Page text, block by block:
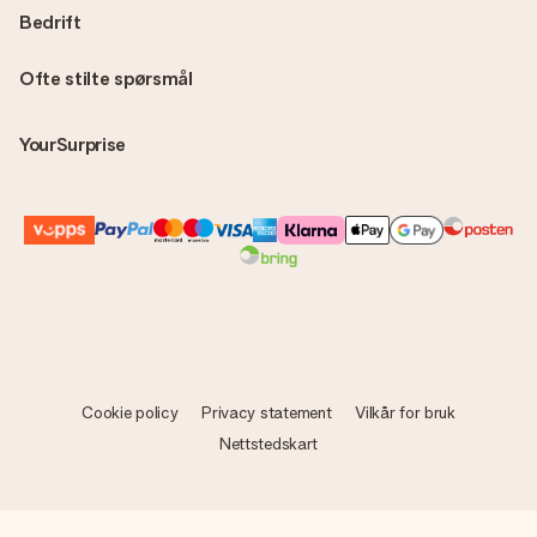
Ofte stilte spørsmål
YourSurprise
Bedrift
Cookie policy Privacy statement
Vilkår for bruk
Nettstedskart